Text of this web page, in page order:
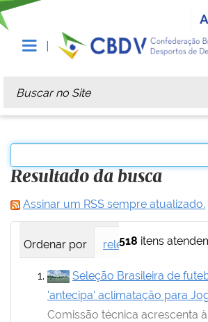
Busca
Busca Avançada…
Resultado da busca
Assinar um RSS sempre atualizado.
518 itens
Ordenar por relevância data
Seleção Brasileira de
'antecipa' aclimatação para
Comissão técnica acrescenta